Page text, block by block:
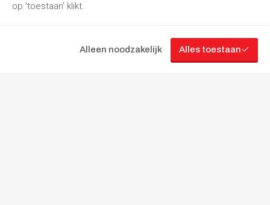
op 'toestaan' klikt.
Alleen noodzakelijk Alles toestaan